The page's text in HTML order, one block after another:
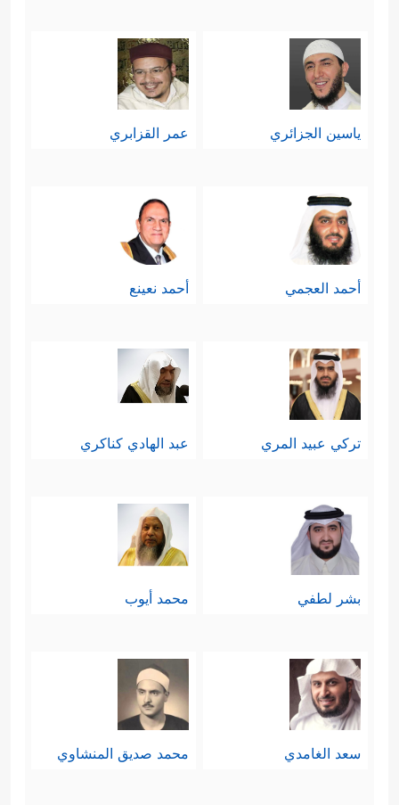
خبايَا النفوس، ويحكم على الخلق، فهو
المُتفرِّدُ سبحانه في ربوبيَّته وألوهيَّته، لا
يُشاركهُ في صفاته نبيٌّ مُرسل، ولا ملكٌ
﴿١١١﴾
قَـٰلَ رَبِّ ٱحۡكُم بِٱلۡحَقِّ ۗ وَرَبُّنَا ٱلرَّحۡمَـٰنُ
ٱلۡمُسۡتَعَانُ عَلَىٰ مَا تَصِفُونَ﴾
ياسين الجزائري عمر القزابري
أحمد العجمي أحمد نعينع
تركي عبيد المري عبد الهادي كناكري
بشر لطفي محمد أيوب
سعد الغامدي محمد صديق المنشاوي